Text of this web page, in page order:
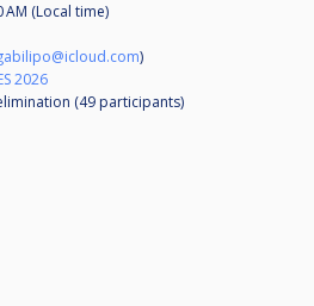
AM (Local time)
)
2026
(49 participants)